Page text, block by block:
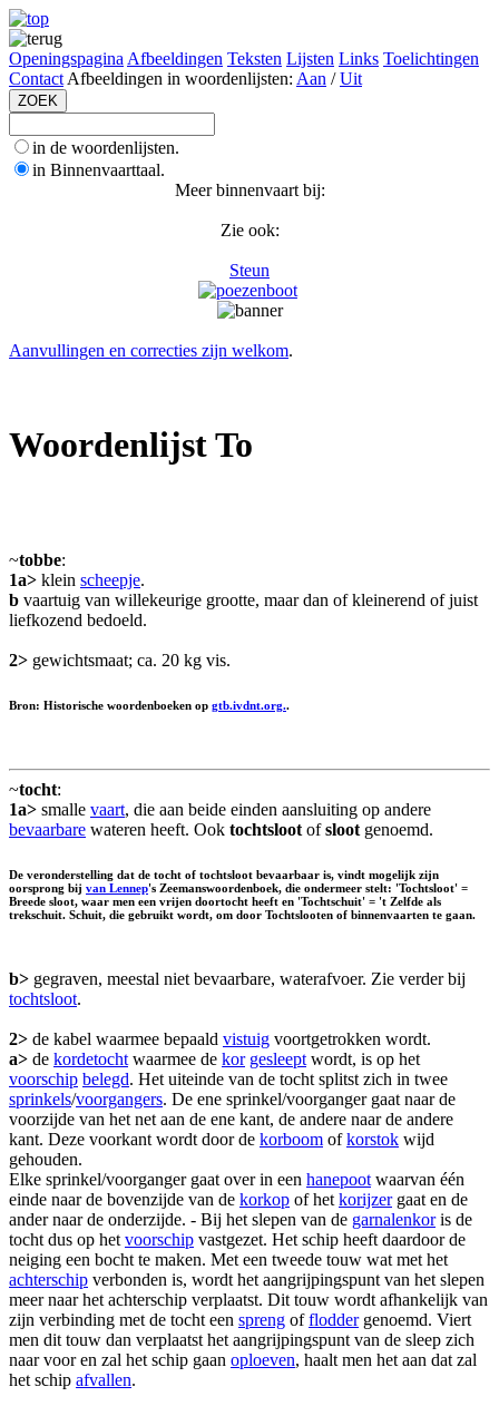
Openingspagina Afbeeldingen Teksten Lijsten Links Toelichtingen
Contact Afbeeldingen in woordenlijsten: Aan /Uit
in de woordenlijsten.
in Binnenvaarttaal.
Meer binnenvaart bij:
Zie ook:
Steun
Aanvullingen en correcties zijn welkom.
Woordenlijst To
~tobbe:
1a> klein scheepje.
b vaartuig van willekeurige grootte, maar dan of kleinerend of juist
liefkozend bedoeld.
2> gewichtsmaat; ca. 20 kg vis.
Bron: Historische woordenboeken op gtb.ivdnt.org..
~tocht:
1a> smalle vaart, die aan beide einden aansluiting op andere
bevaarbare wateren heeft. Ook tochtsloot ofsloot genoemd.
De veronderstelling dat de tocht of tochtsloot bevaarbaar is, vindt mogelijk zijn
oorsprong bij van Lennep's Zeemanswoordenboek, die ondermeer stelt: 'Tochtsloot' =
Breede sloot, waar men een vrijen doortocht heeft en 'Tochtschuit' = 't Zelfde als
trekschuit. Schuit, die gebruikt wordt, om door Tochtslooten of binnenvaarten te gaan.
b> gegraven, meestal niet bevaarbare, waterafvoer. Zie verder bij
tochtsloot.
2> de kabel waarmee bepaald vistuig voortgetrokken wordt.
a> de kordetocht waarmee de kor gesleept wordt, is op het
voorschip belegd. Het uiteinde van de tocht splitst zich in twee
sprinkels/voorgangers. De ene sprinkel/voorganger gaat naar de
voorzijde van het net aan de ene kant, de andere naar de andere
kant. Deze voorkant wordt door de korboom ofkorstok wijd
gehouden.
Elke sprinkel/voorganger gaat over in een hanepoot waarvan één
einde naar de bovenzijde van de korkop of het korijzergaat en de
ander naar de onderzijde. - Bij het slepen van de garnalenkoris de
tocht dus op het voorschip vastgezet. Het schip heeft daardoor de
neiging een bocht te maken. Met een tweede touw wat met het
achterschip verbonden is, wordt het aangrijpingspunt van het slepen
meer naar het achterschip verplaatst. Dit touw wordt afhankelijk van
zijn verbinding met de tocht een spreng offloddergenoemd. Viert
men dit touw dan verplaatst het aangrijpingspunt van de sleep zich
naar voor en zal het schip gaan oploeven, haalt men het aan dat zal
het schip afvallen.